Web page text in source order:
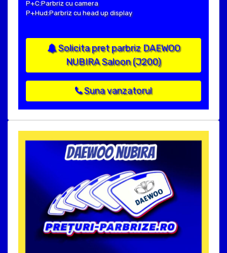
P+C:Parbriz cu camera
P+Hud:Parbriz cu head up display
Solicita pret parbriz DAEWOO
NUBIRA Saloon (J200)
Suna vanzatorul